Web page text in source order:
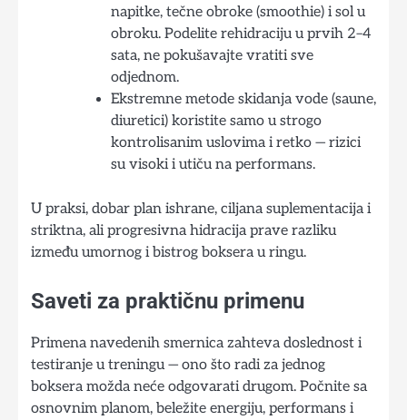
napitke, tečne obroke (smoothie) i sol u
obroku. Podelite rehidraciju u prvih 2–4
sata, ne pokušavajte vratiti sve
odjednom.
Ekstremne metode skidanja vode (saune,
diuretici) koristite samo u strogo
kontrolisanim uslovima i retko — rizici
su visoki i utiču na performans.
U praksi, dobar plan ishrane, ciljana suplementacija i
striktna, ali progresivna hidracija prave razliku
između umornog i bistrog boksera u ringu.
Saveti za praktičnu primenu
Primena navedenih smernica zahteva doslednost i
testiranje u treningu — ono što radi za jednog
boksera možda neće odgovarati drugom. Počnite sa
osnovnim planom, beležite energiju, performans i